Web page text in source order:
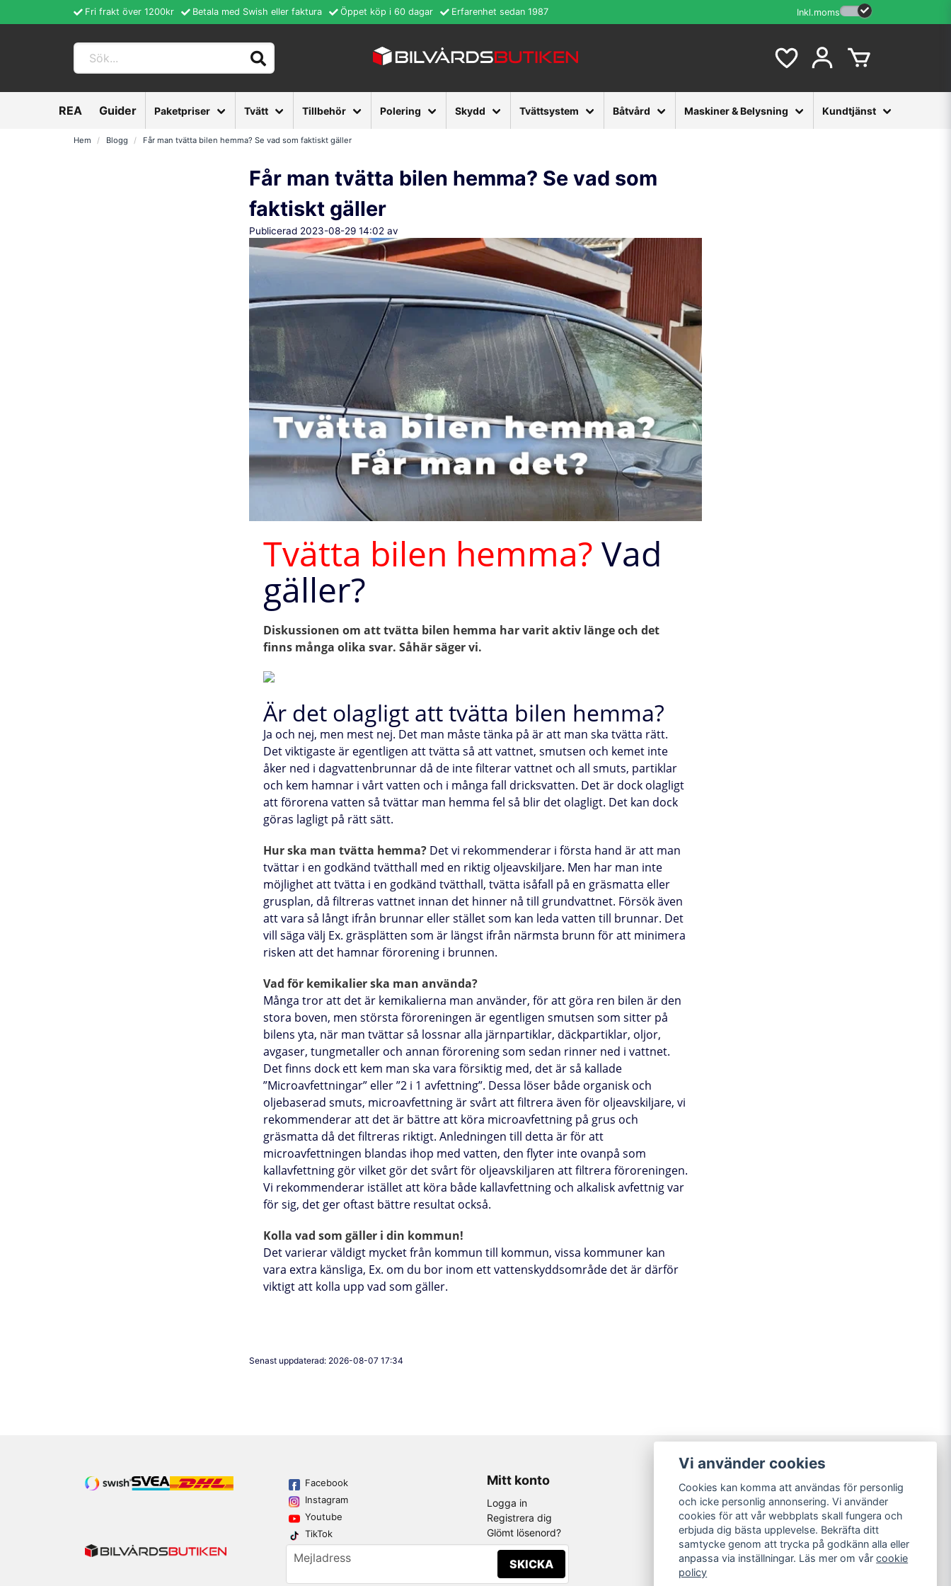
Fri frakt över 1200kr Betala med Swish eller faktura Öppet köp i 60 dagar Erfarenhet sedan 1987 Inkl.moms
REA Guider Paketpriser Tvätt Tillbehör Polering Skydd Tvättsystem Båtvård Maskiner & Belysning Kundtjänst
Hem Blogg Får man tvätta bilen hemma? Se vad som faktiskt gäller
Får man tvätta bilen hemma? Se vad som
faktiskt gäller
Publicerad 2023-08-29 14:02 av
Tvätta bilen hemma? Vad
gäller?
Diskussionen om att tvätta bilen hemma har varit aktiv länge och det
finns många olika svar. Såhär säger vi.
Är det olagligt att tvätta bilen hemma?
Ja och nej, men mest nej. Det man måste tänka på är att man ska tvätta rätt.
Det viktigaste är egentligen att tvätta så att vattnet, smutsen och kemet inte
åker ned i dagvattenbrunnar då de inte filterar vattnet och all smuts, partiklar
och kem hamnar i vårt vatten och i många fall dricksvatten. Det är dock olagligt
att förorena vatten så tvättar man hemma fel så blir det olagligt. Det kan dock
göras lagligt på rätt sätt.
Hur ska man tvätta hemma? Det vi rekommenderar i första hand är att man
tvättar i en godkänd tvätthall med en riktig oljeavskiljare. Men har man inte
möjlighet att tvätta i en godkänd tvätthall, tvätta isåfall på en gräsmatta eller
grusplan, då filtreras vattnet innan det hinner nå till grundvattnet. Försök även
att vara så långt ifrån brunnar eller stället som kan leda vatten till brunnar. Det
vill säga välj Ex. gräsplätten som är längst ifrån närmsta brunn för att minimera
risken att det hamnar förorening i brunnen.
Vad för kemikalier ska man använda?
Många tror att det är kemikalierna man använder, för att göra ren bilen är den
stora boven, men största föroreningen är egentligen smutsen som sitter på
bilens yta, när man tvättar så lossnar alla järnpartiklar, däckpartiklar, oljor,
avgaser, tungmetaller och annan förorening som sedan rinner ned i vattnet.
Det finns dock ett kem man ska vara försiktig med, det är så kallade
”Microavfettningar” eller ”2 i 1 avfettning”. Dessa löser både organisk och
oljebaserad smuts, microavfettning är svårt att filtrera även för oljeavskiljare, vi
rekommenderar att det är bättre att köra microavfettning på grus och
gräsmatta då det filtreras riktigt. Anledningen till detta är för att
microavfettningen blandas ihop med vatten, den flyter inte ovanpå som
kallavfettning gör vilket gör det svårt för oljeavskiljaren att filtrera föroreningen.
Vi rekommenderar istället att köra både kallavfettning och alkalisk avfettnig var
för sig, det ger oftast bättre resultat också.
Kolla vad som gäller i din kommun!
Det varierar väldigt mycket från kommun till kommun, vissa kommuner kan
vara extra känsliga, Ex. om du bor inom ett vattenskyddsområde det är därför
viktigt att kolla upp vad som gäller.
Senast uppdaterad: 2026-08-07 17:34
Facebook
Instagram
Youtube
TikTok
Mitt konto
Logga in
Registrera dig
Glömt lösenord?
Varumärken
Köpvillkor
Kundtjänst
Guider
email
Mejladress SKICKA
Vi använder cookies
Cookies kan komma att användas för personlig
och icke personlig annonsering. Vi använder
cookies för att vår webbplats skall fungera och
erbjuda dig bästa upplevelse. Bekräfta ditt
samtycke genom att trycka på godkänn alla eller
anpassa via inställningar. Läs mer om vårcookie
policy